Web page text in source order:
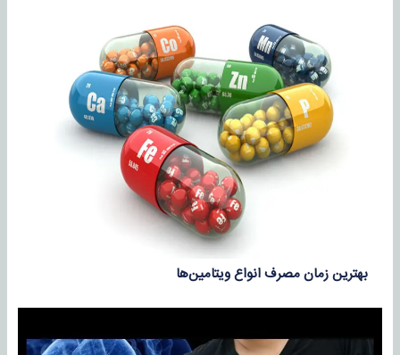
بهترین زمان مصرف انواع ویتامین‌ها